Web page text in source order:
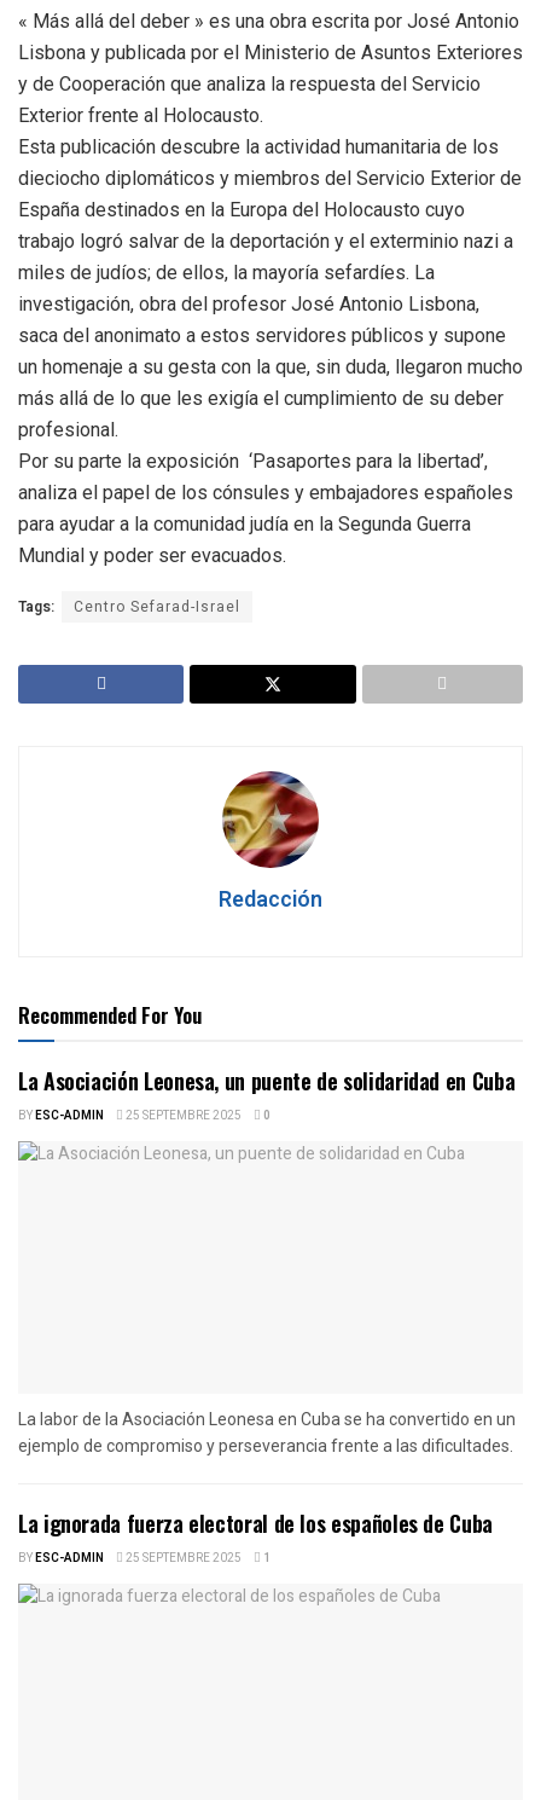
« Más allá del deber » es una obra escrita por José Antonio
Lisbona y publicada por el Ministerio de Asuntos Exteriores
y de Cooperación que analiza la respuesta del Servicio
Exterior frente al Holocausto.
Esta publicación descubre la actividad humanitaria de los
dieciocho diplomáticos y miembros del Servicio Exterior de
España destinados en la Europa del Holocausto cuyo
trabajo logró salvar de la deportación y el exterminio nazi a
miles de judíos; de ellos, la mayoría sefardíes. La
investigación, obra del profesor José Antonio Lisbona,
saca del anonimato a estos servidores públicos y supone
un homenaje a su gesta con la que, sin duda, llegaron mucho
más allá de lo que les exigía el cumplimiento de su deber
profesional.
Por su parte la exposición ‘Pasaportes para la libertad’,
analiza el papel de los cónsules y embajadores españoles
para ayudar a la comunidad judía en la Segunda Guerra
Mundial y poder ser evacuados.
Tags: Centro Sefarad-Israel
Redacción
Recommended For You
La Asociación Leonesa, un puente de solidaridad en Cuba
BYESC-ADMIN 25 SEPTEMBRE 2025 0
La labor de la Asociación Leonesa en Cuba se ha convertido en un
ejemplo de compromiso y perseverancia frente a las dificultades.
La ignorada fuerza electoral de los españoles de Cuba
BYESC-ADMIN 25 SEPTEMBRE 2025 1